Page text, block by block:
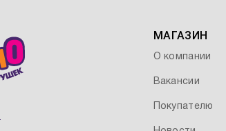
МАГАЗИН
О компании
Вакансии
Покупателю